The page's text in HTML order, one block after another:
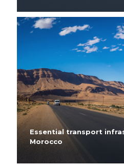
Essential transport
Morocco